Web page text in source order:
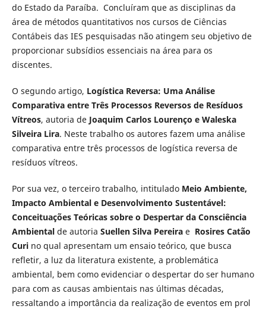
do Estado da Paraíba. Concluíram que as disciplinas da
área de métodos quantitativos nos cursos de Ciências
Contábeis das IES pesquisadas não atingem seu objetivo de
proporcionar subsídios essenciais na área para os
discentes.
O segundo artigo, Logística Reversa: Uma Análise
Comparativa entre Três Processos Reversos de Resíduos
Vítreos, autoria de Joaquim Carlos Lourenço e Waleska
Silveira Lira. Neste trabalho os autores fazem uma análise
comparativa entre três processos de logística reversa de
resíduos vítreos.
Por sua vez, o terceiro trabalho, intitulado Meio Ambiente,
Impacto Ambiental e Desenvolvimento Sustentável:
Conceituações Teóricas sobre o Despertar da Consciência
Ambiental de autoria Suellen Silva Pereirae Rosires Catão
Curi no qual apresentam um ensaio teórico, que busca
refletir, a luz da literatura existente, a problemática
ambiental, bem como evidenciar o despertar do ser humano
para com as causas ambientais nas últimas décadas,
ressaltando a importância da realização de eventos em prol